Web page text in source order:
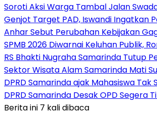
Soroti Aksi Warga Tambal Jalan
Genjot Target PAD, Iswandi Ingatkan
Anhar Sebut Perubahan Kebijakan
SPMB 2026 Diwarnai Keluhan Publik,
RS Bhakti Nugraha Samarinda Tutup
Sektor Wisata Alam Samarinda Mati
DPRD Samarinda ajak Mahasiswa
DPRD Samarinda Desak OPD Segera
Berita ini 7 kali dibaca